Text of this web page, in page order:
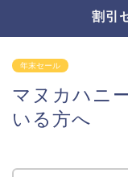
割引
年末セール
マヌカハニ
いる方へ